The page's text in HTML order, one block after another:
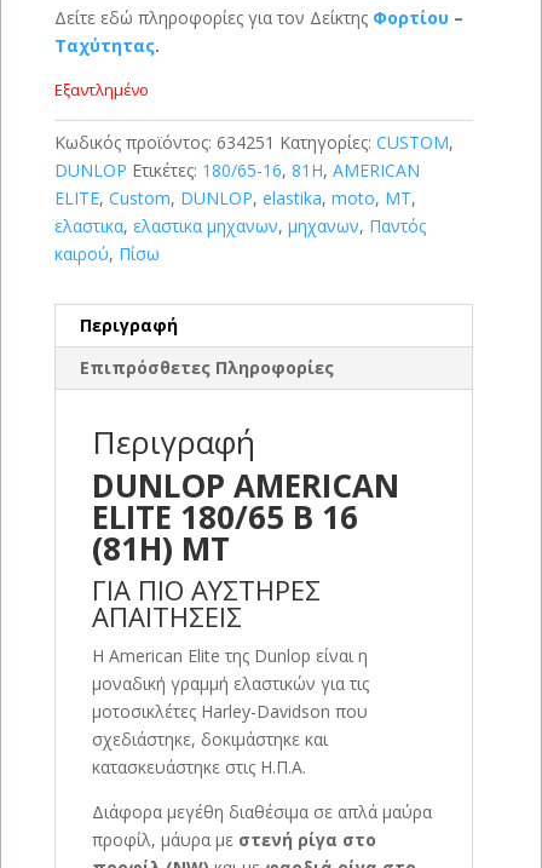
Δείτε εδώ πληροφορίες για τον Δείκτης Φορτίου –
Ταχύτητας.
Εξαντλημένο
Κωδικός προϊόντος: 634251 Κατηγορίες: CUSTOM,
DUNLOP Ετικέτες: 180/65-16, 81H, AMERICAN
ELITE, Custom, DUNLOP, elastika, moto, MT,
ελαστικα, ελαστικα μηχανων, μηχανων, Παντός
καιρού, Πίσω
Περιγραφή
Επιπρόσθετες Πληροφορίες
Περιγραφή
DUNLOP AMERICAN
ELITE 180/65 B 16
(81H) MT
ΓΙΑ ΠΙΟ ΑΥΣΤΗΡΕΣ
ΑΠΑΙΤΗΣΕΙΣ
Η American Elite της Dunlop είναι η
μοναδική γραμμή ελαστικών για τις
μοτοσικλέτες Harley-Davidson που
σχεδιάστηκε, δοκιμάστηκε και
κατασκευάστηκε στις Η.Π.Α.
Διάφορα μεγέθη διαθέσιμα σε απλά μαύρα
προφίλ, μάυρα με στενή ρίγα στο